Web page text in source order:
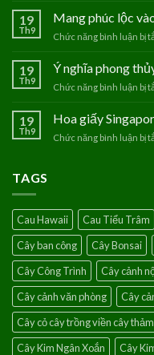
19
Th9
Mang phúc lộc
Chức năng bình luận bị
19
Th9
Ý nghĩa phong
Chức năng bình luận bị
19
Th9
Hoa giấy
Chức năng bình luận bị
TAGS
Cau Hawaii Cau Tiểu Trâm
Cây ban công
Cây Bonsai
Cây Công Trình
Cây cảnh
Cây cảnh văn phòng
Cây
Cây cỏ cây trồng viền cây thảm
Cây Kim Ngân Xoắn
Cây